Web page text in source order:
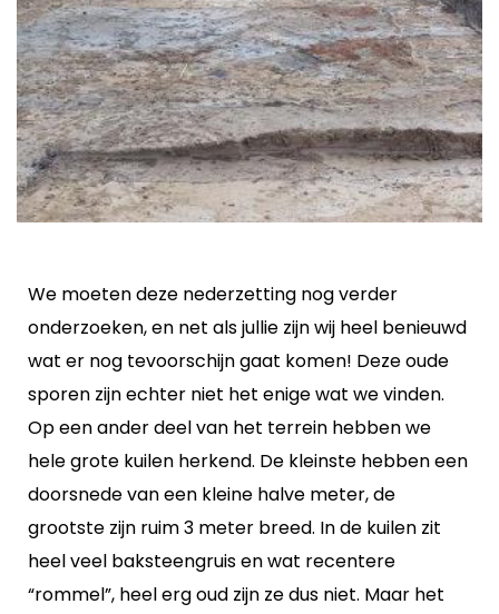
We moeten deze nederzetting nog verder
onderzoeken, en net als jullie zijn wij heel benieuwd
wat er nog tevoorschijn gaat komen! Deze oude
sporen zijn echter niet het enige wat we vinden.
Op een ander deel van het terrein hebben we
hele grote kuilen herkend. De kleinste hebben een
doorsnede van een kleine halve meter, de
grootste zijn ruim 3 meter breed. In de kuilen zit
heel veel baksteengruis en wat recentere
“rommel”, heel erg oud zijn ze dus niet. Maar het